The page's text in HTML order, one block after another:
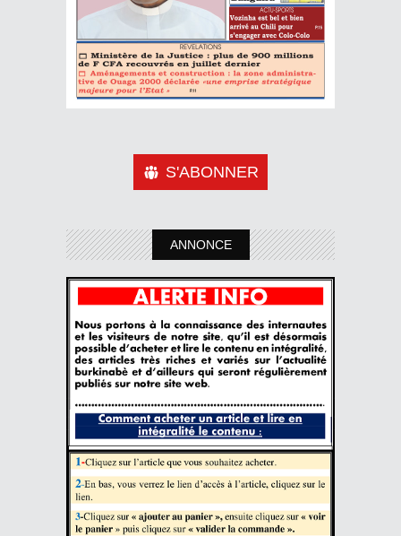
S'ABONNER
ANNONCE